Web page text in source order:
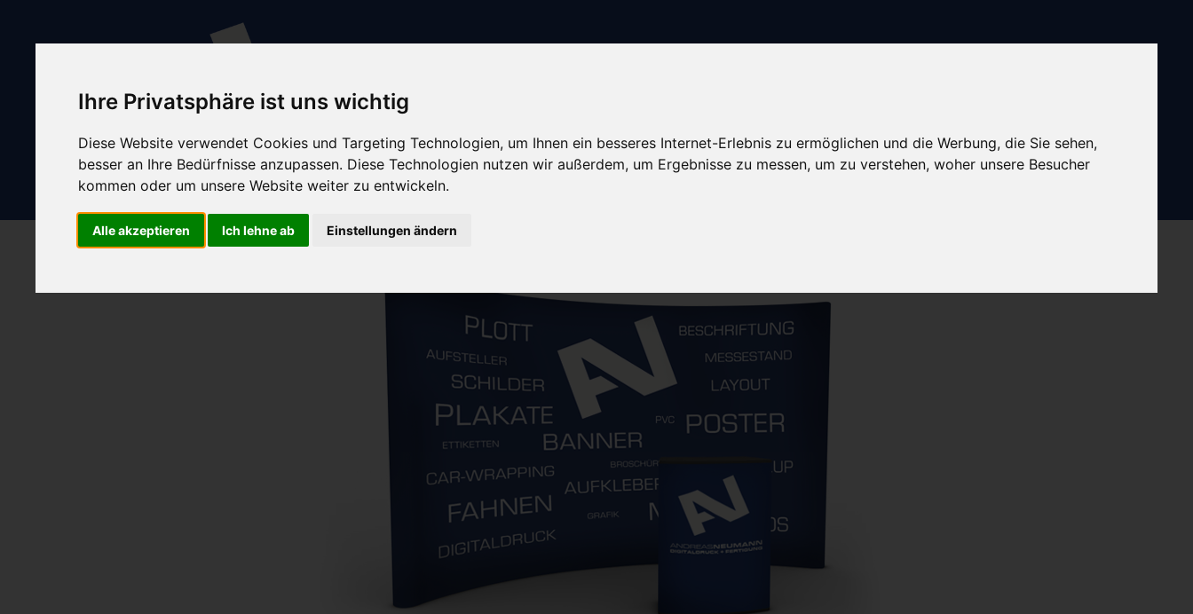
Ihre Privatsphäre ist uns wichtig
Diese Website verwendet Cookies und Targeting Technologien, um Ihnen ein besseres Internet-Erlebnis zu ermöglichen und die Werbung, die Sie sehen,
besser an Ihre Bedürfnisse anzupassen. Diese Technologien nutzen wir außerdem, um Ergebnisse zu messen, um zu verstehen, woher unsere Besucher
kommen oder um unsere Website weiter zu entwickeln.
Alle akzeptieren Ich lehne ab Einstellungen ändern